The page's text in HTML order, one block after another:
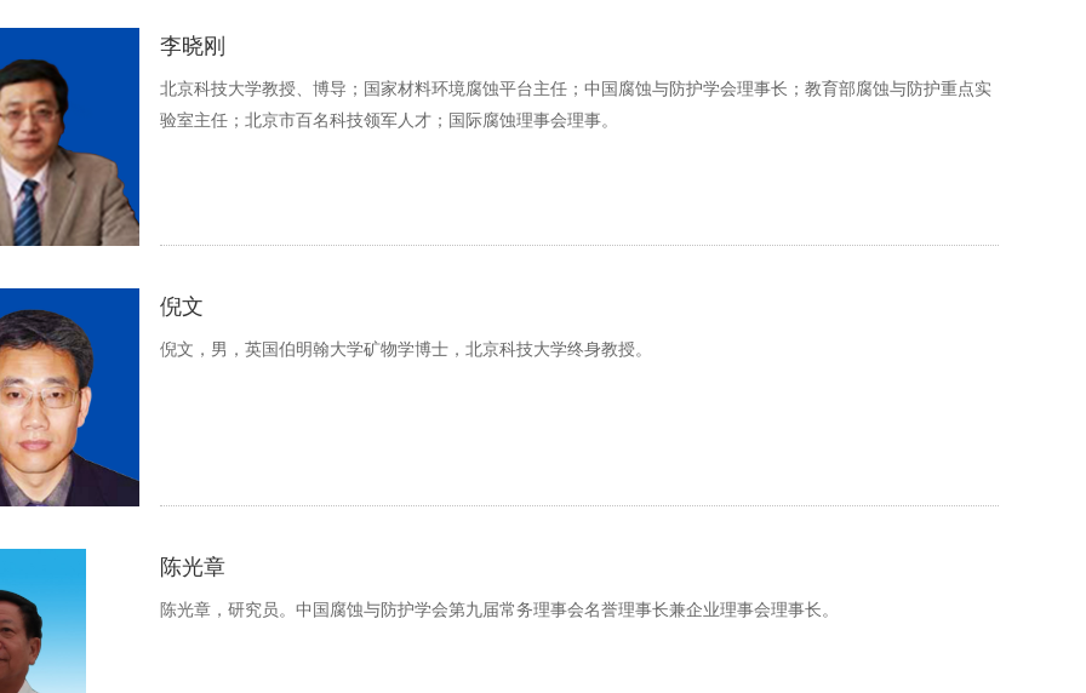
李晓刚
北京科技大学教授、博导；国家材料环境腐蚀平台主任；中国腐蚀与防护学会理事长；教育部腐蚀与防护重点实
验室主任；北京市百名科技领军人才；国际腐蚀理事会理事。
倪文
倪文，男，英国伯明翰大学矿物学博士，北京科技大学终身教授。
陈光章
陈光章，研究员。中国腐蚀与防护学会第九届常务理事会名誉理事长兼企业理事会理事长。